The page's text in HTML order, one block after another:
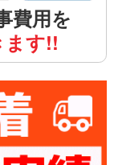
費用を
ます!!